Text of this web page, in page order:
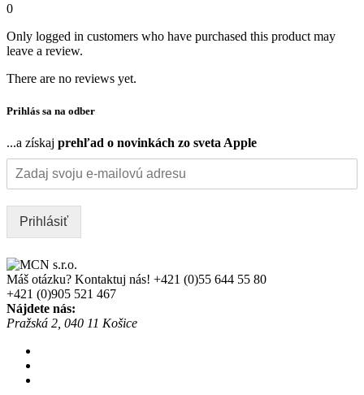
0
Only logged in customers who have purchased this product may
leave a review.
There are no reviews yet.
Prihlás sa na odber
...a získaj prehľad o novinkách zo sveta Apple
Prihlásiť
Máš otázku? Kontaktuj nás! +421 (0)55 644 55 80
+421 (0)905 521 467
Nájdete nás:
Pražská 2, 040 11 Košice